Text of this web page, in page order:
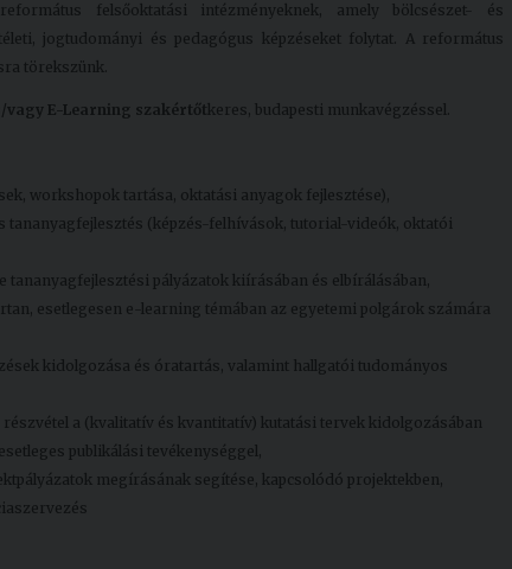
felsőoktatási intézményeknek, amely bölcsészet- és
jogtudományi és pedagógus képzéseket folytat. A református
törekszünk.
E-Learning szakértőt keres, budapesti munkavégzéssel.
workshopok tartása, oktatási anyagok fejlesztése),
tananyagfejlesztés (képzés-felhívások, tutorial-videók, oktatói
pályázatok kiírásában és elbírálásában,
esetlegesen e-learning témában az egyetemi polgárok számára
kidolgozása és óratartás, valamint hallgatói tudományos
a (kvalitatív és kvantitatív) kutatási tervek kidolgozásában
publikálási tevékenységgel,
megírásának segítése, kapcsolódó projektekben,